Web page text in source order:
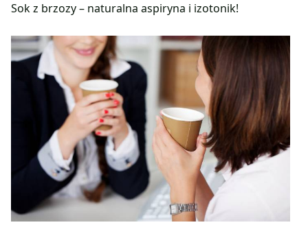
Sok z brzozy – naturalna aspiryna i izotonik!